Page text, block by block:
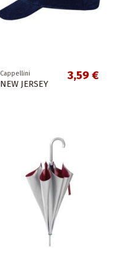
Cappellini
NEW JERSEY
3,59 €